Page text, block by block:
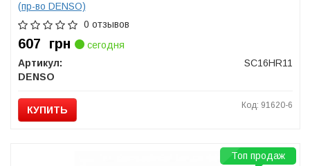
(пр-во DENSO)
0 отзывов
607 грн
сегодня
Артикул:
SC16HR11
DENSO
КУПИТЬ Код: 91620-6
Топ продаж